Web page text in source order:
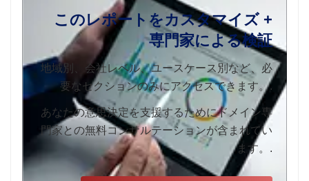
このレポートをカスタマイズ +
専門家による検証
地域別、会社レベル、ユースケース別など、必
要なセクションのみにアクセスできます。.
あなたの意思決定を支援するためにドメイン専
門家との無料コンサルテーションが含まれてい
ます。.